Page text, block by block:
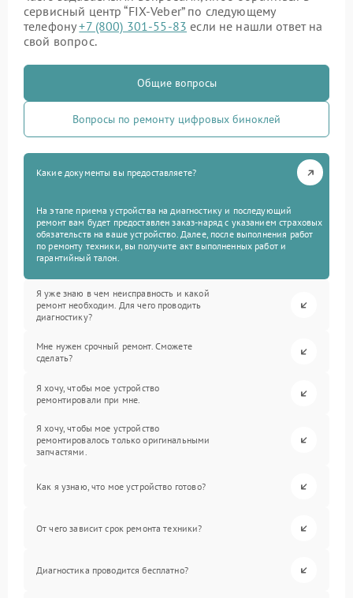
сервисный центр “FIX-Veber” по следующему
телефону+7 (800) 301-55-83 если не нашли ответ на
свой вопрос.
Общие вопросы
Вопросы по ремонту цифровых биноклей
Какие документы вы предоставляете?
На этапе приема устройства на диагностику и последующий
ремонт вам будет предоставлен заказ-наряд с указанием страховых
обязательств на ваше устройство. Далее, после выполнения работ
по ремонту техники, вы получите акт выполненных работ и
гарантийный талон.
Я уже знаю в чем неисправность и какой
ремонт необходим. Для чего проводить
диагностику?
Мне нужен срочный ремонт. Сможете
сделать?
Я хочу, чтобы мое устройство
ремонтировали при мне.
Я хочу, чтобы мое устройство
ремонтировалось только оригинальными
запчастями.
Как я узнаю, что мое устройство готово?
От чего зависит срок ремонта техники?
Диагностика проводится бесплатно?